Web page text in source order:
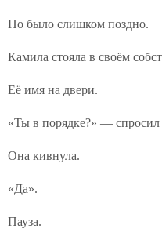
Но было слишком поздно.
Камила стояла в своём
Её имя на двери.
«Ты в порядке?» — спросил
Она кивнула.
«Да».
Пауза.